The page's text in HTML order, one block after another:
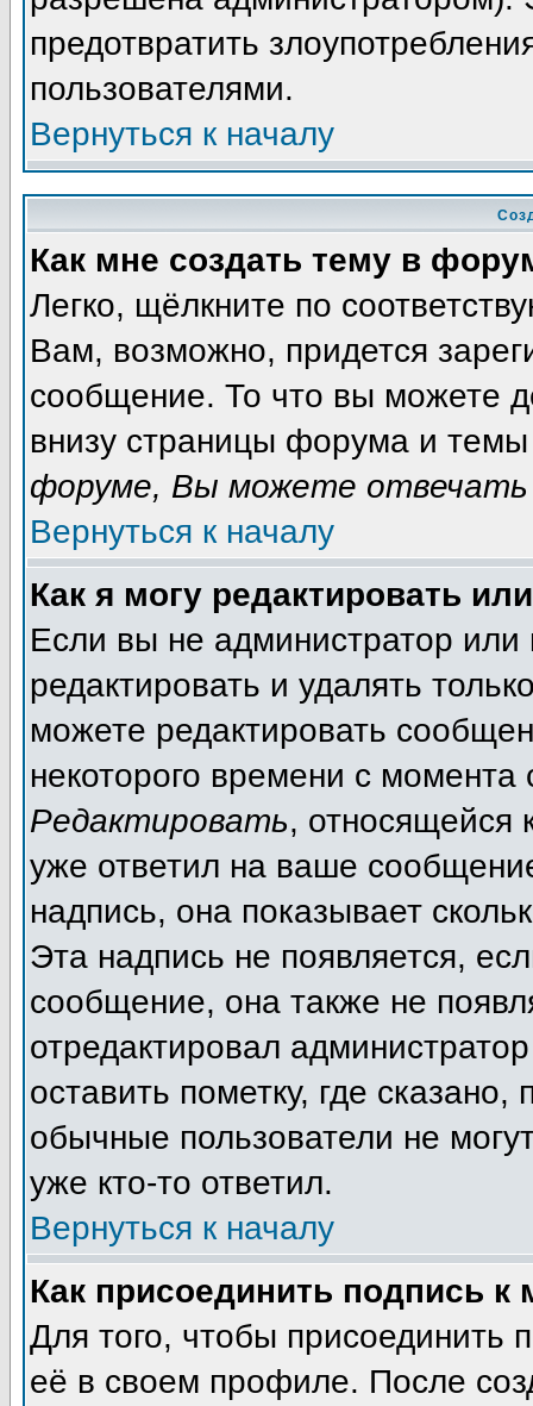
предотвратить
пользователями.
Вернуться к началу
Как мне создать тему в
Легко, щёлкните по
Вам, возможно, придется
сообщение. То что вы можете
внизу страницы форума и
форуме, Вы можете отвечать
Вернуться к началу
Как я могу редактировать
Если вы не администратор
редактировать и удалять
можете редактировать
некоторого времени с момента
Редактировать, относящейся
уже ответил на ваше
надпись, она показывает
Эта надпись не появляется,
сообщение, она также не
отредактировал
оставить пометку, где
обычные пользователи не
уже кто-то ответил.
Вернуться к началу
Как присоединить подпись
Для того, чтобы присоединить
её в своем профиле. После